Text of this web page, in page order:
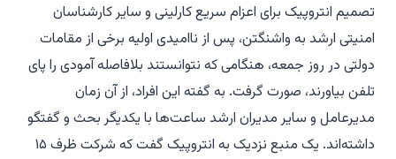
تصمیم انتروپیک برای اعزام سریع کارلینی و سایر کارشناسان
امنیتی ارشد به واشنگتن، پس از ناامیدی اولیه برخی از مقامات
دولتی در روز جمعه، هنگامی که نتوانستند بلافاصله آمودی را پای
تلفن بیاورند، صورت گرفت. به گفته این افراد، از آن زمان
مدیرعامل و سایر مدیران ارشد ساعت‌ها با یکدیگر بحث و گفتگو
داشته‌اند. یک منبع نزدیک به انتروپیک گفت که شرکت ظرف ۱۵